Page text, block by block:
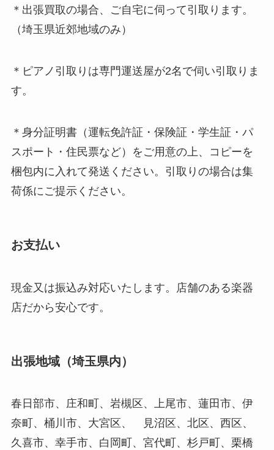
＊出張買取の場合、ご自宅に伺って引取ります。
（埼玉県近郊地域のみ）
＊ピアノ引取りは専門運送屋が2名で伺い引取りま
す。
＊身分証明書（運転免許証・保険証・学生証・パ
スポート・住民票など）をご用意の上、コピーを
梱包内に入れて発送ください。引取りの場合は集
荷係にご提示ください。
お支払い
現金又は振込み対応いたします。店舗のある楽器
店だから安心です。
出張地域（埼玉県内）
春日部市、庄和町、岩槻区、上尾市、蓮田市、伊
奈町、桶川市、大宮区、 見沼区、北区、西区、
久喜市、幸手市、白岡町、宮代町、杉戸町、栗橋